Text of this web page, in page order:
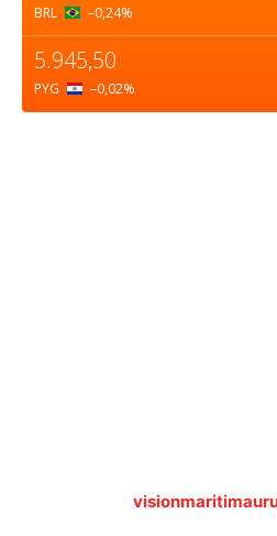
BRL –0,24%
5.945,50
PYG –0,02%